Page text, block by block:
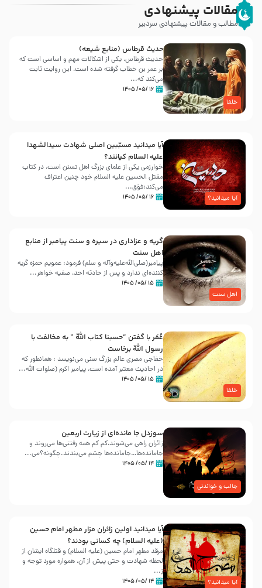
مقالات پیشنهادی
مطالب و مقالات پیشنهادی سردبیر
خلفا
حدیث قرطاس (منابع شیعه)
حدیث قرطاس، یکی از اشکالات مهم و اساسی است که
بر عمر بن خطاب گرفته شده است، این روایت ثابت
می‌کند که...
۱۶ /۰۵/ ۱۴۰۵
آیا میدانید؟
آیا میدانید مسبّبین اصلی شهادت سیدالشهدا
علیه ‌السلام کیانند؟
خوارزمی یکی از علمای بزرگ اهل تسنن است، در کتاب
مقتل الحسین علیه ‌السلام خود چنین اعتراف
می‌کند:فوَق...
۱۶ /۰۵/ ۱۴۰۵
اهل سنت
گریه و عزاداری در سیره و سنت پیامبر از منابع
اهل سنت
پیامبر(صلی‌الله‌علیه‌وآله و سلم) فرمود: عمویم حمزه گریه
کننده‌ای ندارد و پس از حادثه احد، صفیه خواهر...
۱۵ /۰۵/ ۱۴۰۵
خلفا
عُمَر با گفتن “حسبنا كتاب اللّه ” به مخالفت با
رسول اللّه برخاست
خفاجی مصری عالم بزرگ سنی می‌نویسد : همانطور که
در احادیث معتبر آمده است، پیامبر اکرم (صلوات اللّه...
۱۵ /۰۵/ ۱۴۰۵
جالب و خواندنی
سوزدل جا مانده‌ای از زیارت اربعین
زائران راهی می‌شوند،کم‌ کم همه رفتنی‌ها می‌روند و
جامانده‌ها…جامانده‌ها چشم می‌بندند.چگونه؟می‌...
۱۴ /۰۵/ ۱۴۰۵
آیا میدانید؟
آیا میدانید اولین زائران مزار مطهر امام حسین
(علیه السلام) چه کسانی بودند؟
مرقد مطهر امام حسین (علیه السلام) و قتلگاه ایشان از
لحظه شهادت و حتی پیش از آن، همواره مورد توجه و
ز...
۱۴ /۰۵/ ۱۴۰۵